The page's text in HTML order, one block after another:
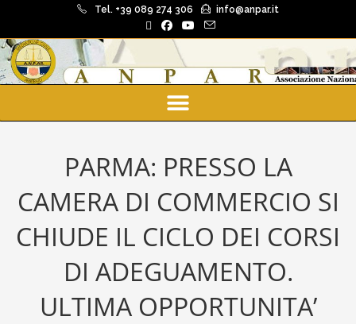
Tel. +39 089 274 306 info@anpar.it
PARMA: PRESSO LA
CAMERA DI COMMERCIO SI
CHIUDE IL CICLO DEI CORSI
DI ADEGUAMENTO.
ULTIMA OPPORTUNITA’